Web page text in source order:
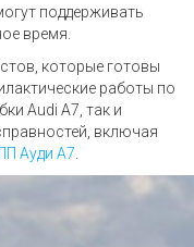
поддерживать
время.
которые готовы
работы по
Audi A7, так и
включая
Ауди А7